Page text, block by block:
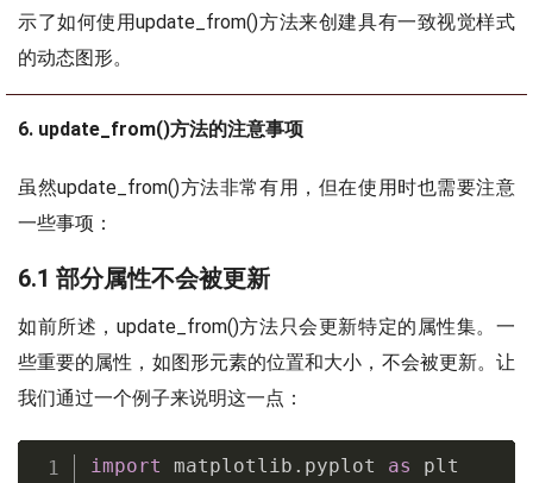
示了如何使用update_from()方法来创建具有一致视觉样式
的动态图形。
6. update_from()方法的注意事项
虽然update_from()方法非常有用，但在使用时也需要注意
一些事项：
6.1 部分属性不会被更新
如前所述，update_from()方法只会更新特定的属性集。一
些重要的属性，如图形元素的位置和大小，不会被更新。让
我们通过一个例子来说明这一点：
import matplotlib . pyplot as